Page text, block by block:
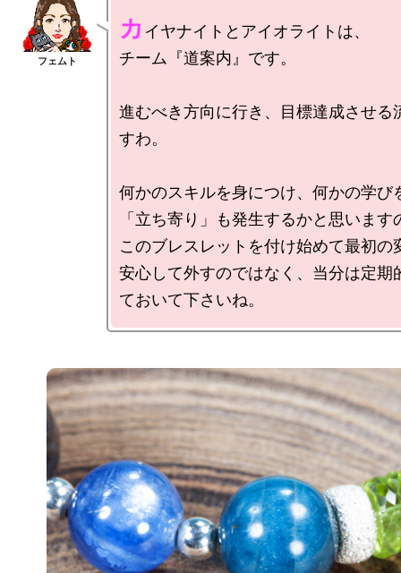
カ イヤナイトとアイオライトは、
チーム『道案内』です。
進むべき方向に行き、目標達成させる
すわ。
何かのスキルを身につけ、何かの学び
「立ち寄り」も発生するかと思います
このブレスレットを付け始めて最初の
安心して外すのではなく、当分は定期